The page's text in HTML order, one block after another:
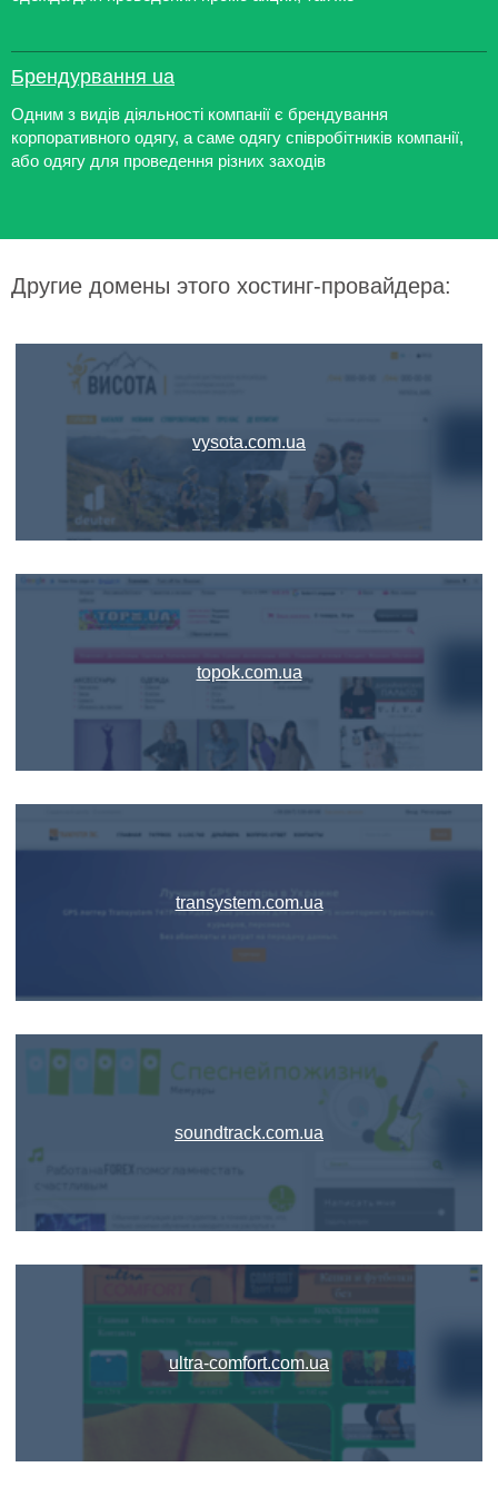
Брендурвання ua
Одним з видів діяльності компанії є брендування
корпоративного одягу, а саме одягу співробітників компанії,
або одягу для проведення різних заходів
Другие домены этого хостинг-провайдера:
vysota.com.ua
topok.com.ua
transystem.com.ua
soundtrack.com.ua
ultra-comfort.com.ua